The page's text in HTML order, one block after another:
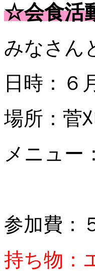
☆会食活
みなさん
日時：６
場所：菅
メニュー：
春雨
参加費：
持ち物